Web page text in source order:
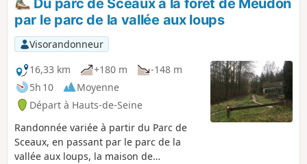
par le parc de la vallée aux loups
Visorandonneur
16,33 km
+180 m
-148 m
5h 10
Moyenne
Départ à Hauts-de-Seine
Randonnée variée à partir du Parc de
Sceaux, en passant par le parc de la
vallée aux loups, la maison de